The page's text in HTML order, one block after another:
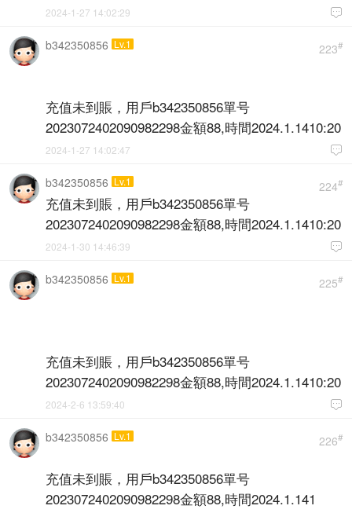

2024-1-27 14:02:29
223#
b342350856 Lv.1
充值未到賬，用戶b342350856單号
2023072402090982298金額88,時間2024.1.1410:20

2024-1-27 14:02:47
224#
b342350856 Lv.1
充值未到賬，用戶b342350856單号
2023072402090982298金額88,時間2024.1.1410:20

2024-1-30 14:46:39
225#
b342350856 Lv.1
充值未到賬，用戶b342350856單号
2023072402090982298金額88,時間2024.1.1410:20

2024-2-6 13:59:40
226#
b342350856 Lv.1
充值未到賬，用戶b342350856單号
2023072402090982298金額88,時間2024.1.141